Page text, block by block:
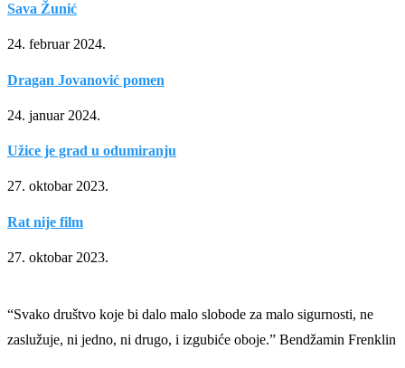
Sava Žunić
24. februar 2024.
Dragan Jovanović pomen
24. januar 2024.
Užice je grad u odumiranju
27. oktobar 2023.
Rat nije film
27. oktobar 2023.
“Svako društvo koje bi dalo malo slobode za malo sigurnosti, ne
zaslužuje, ni jedno, ni drugo, i izgubiće oboje.” Bendžamin Frenklin